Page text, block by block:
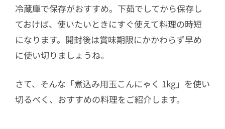
冷蔵庫で保存がおすすめ。下茹でしてから保存し
ておけば、使いたいときにすぐ使えて料理の時短
になります。開封後は賞味期限にかかわらず早め
に使い切りましょうね。
さて、そんな「煮込み用玉こんにゃく 1kg」を使い
切るべく、おすすめの料理をご紹介します。